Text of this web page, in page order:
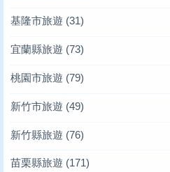
基隆市旅遊 (31)
宜蘭縣旅遊 (73)
桃園市旅遊 (79)
新竹市旅遊 (49)
新竹縣旅遊 (76)
苗栗縣旅遊 (171)